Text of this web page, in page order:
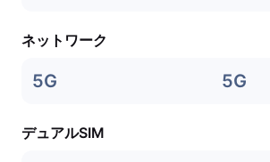
ネットワーク
5G 5G
デュアルSIM